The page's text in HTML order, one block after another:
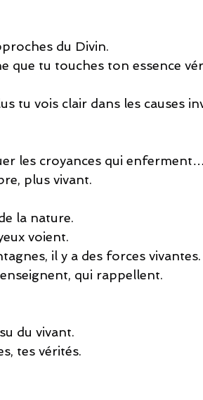
du Divin.
que tu touches ton essence
tu vois clair dans les causes
les croyances qui
plus vivant.
la nature.
voient.
il y a des forces vivantes.
qui rappellent.
du vivant.
tes vérités.